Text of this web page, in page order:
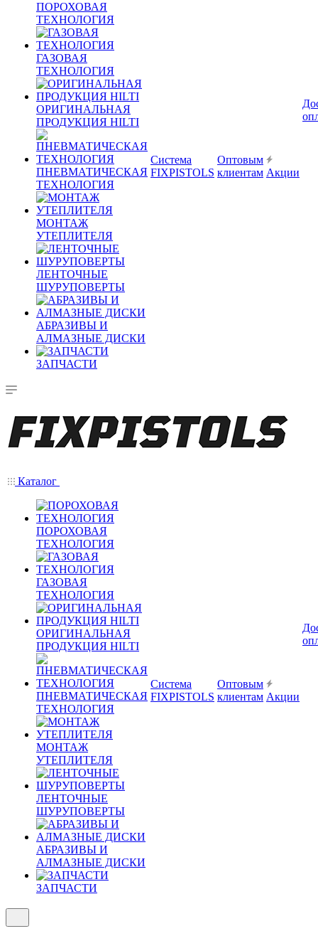
ПОРОХОВАЯ
ТЕХНОЛОГИЯ
ГАЗОВАЯ
ТЕХНОЛОГИЯ
ОРИГИНАЛЬНАЯ
ПРОДУКЦИЯ HILTI
ПНЕВМАТИЧЕСКАЯ
ТЕХНОЛОГИЯ
МОНТАЖ
УТЕПЛИТЕЛЯ
ЛЕНТОЧНЫЕ
ШУРУПОВЕРТЫ
АБРАЗИВЫ И
АЛМАЗНЫЕ ДИСКИ
ЗАПЧАСТИ
Система
FIXPISTOLS
Оптовым
клиентам Акции
Каталог
ПОРОХОВАЯ
ТЕХНОЛОГИЯ
ГАЗОВАЯ
ТЕХНОЛОГИЯ
ОРИГИНАЛЬНАЯ
ПРОДУКЦИЯ HILTI
ПНЕВМАТИЧЕСКАЯ
ТЕХНОЛОГИЯ
МОНТАЖ
УТЕПЛИТЕЛЯ
ЛЕНТОЧНЫЕ
ШУРУПОВЕРТЫ
АБРАЗИВЫ И
АЛМАЗНЫЕ ДИСКИ
ЗАПЧАСТИ
Система
FIXPISTOLS
Оптовым
клиентам Акции